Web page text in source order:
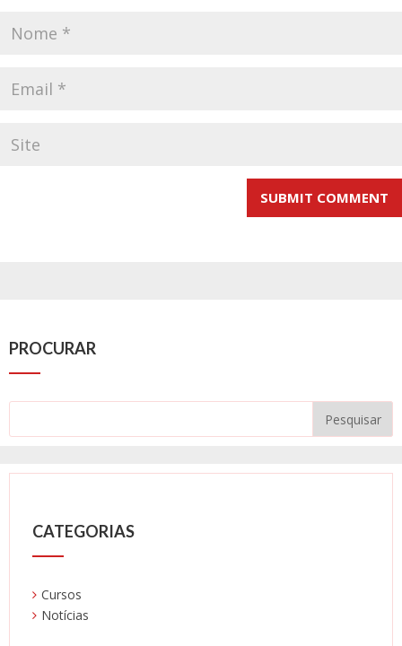
PROCURAR
CATEGORIAS
Cursos
Notícias